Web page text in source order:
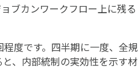
ブカンワークフロー上に残る
度です。四半期に一度、全規
、内部統制の実効性を示す材